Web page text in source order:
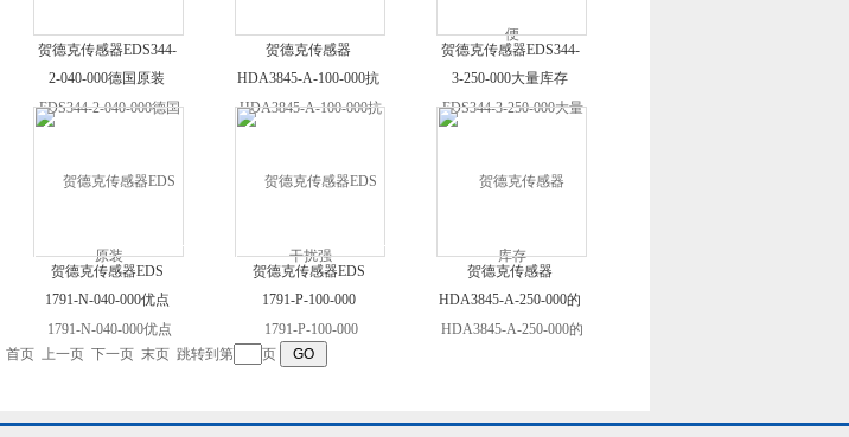
贺德克传感器EDS344-
2-040-000德国原装
贺德克传感器
HDA3845-A-100-000抗
干扰强
贺德克传感器EDS344-
3-250-000大量库存
贺德克传感器EDS
1791-N-040-000优点
贺德克传感器EDS
1791-P-100-000
贺德克传感器
HDA3845-A-250-000的
原理
首页 上一页 下一页 末页跳转到第 页